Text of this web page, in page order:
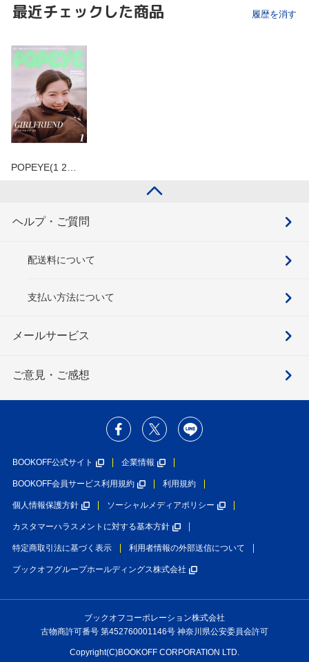
最近チェックした商品 履歴を消す
POPEYE(1 2…
ヘルプ・ご質問
配送料について
支払い方法について
メールサービス
ご意見・ご感想
BOOKOFF公式サイト 企業情報
BOOKOFF会員サービス利用規約 利用規約
個人情報保護方針 ソーシャルメディアポリシー
カスタマーハラスメントに対する基本方針
特定商取引法に基づく表示 利用者情報の外部送信について
ブックオフグループホールディングス株式会社
ブックオフコーポレーション株式会社
古物商許可番号 第452760001146号 神奈川県公安委員会許可
Copyright(C)BOOKOFF CORPORATION LTD.